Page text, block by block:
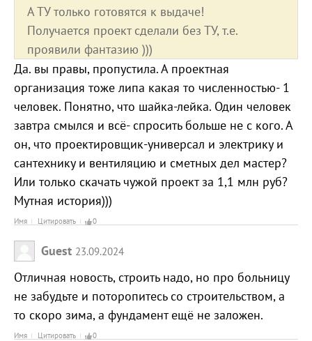
А ТУ только готовятся к выдаче!
Получается проект сделали без ТУ, т.е.
проявили фантазию )))
Да. вы правы, пропустила. А проектная
организация тоже липа какая то численностью- 1
человек. Понятно, что шайка-лейка. Один человек
завтра смылся и всё- спросить больше не с кого. А
он, что проектировщик-универсал и электрику и
сантехнику и вентиляцию и сметных дел мастер?
Или только скачать чужой проект за 1,1 млн руб?
Мутная история)))
Имя Цитировать 0
Guest 23.09.2024
Отличная новость, строить надо, но про больницу
не забудьте и поторопитесь со строительством, а
то скоро зима, а фундамент ещё не заложен.
Имя Цитировать 0